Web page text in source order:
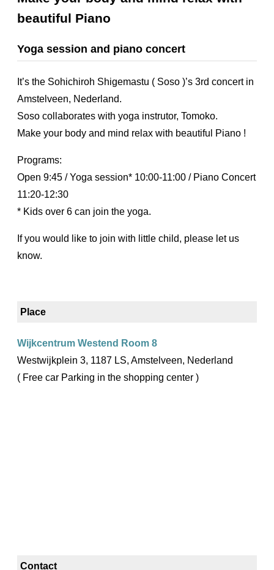
beautiful Piano
Yoga session and piano concert
It’s the Sohichiroh Shigemastu ( Soso )’s 3rd concert in
Amstelveen, Nederland.
Soso collaborates with yoga instrutor, Tomoko.
Make your body and mind relax with beautiful Piano !
Programs:
Open 9:45 / Yoga session* 10:00-11:00 / Piano Concert
11:20-12:30
* Kids over 6 can join the yoga.
If you would like to join with little child, please let us
know.
Place
Wijkcentrum Westend Room 8
Westwijkplein 3, 1187 LS, Amstelveen, Nederland
( Free car Parking in the shopping center )
Contact